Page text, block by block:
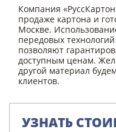
Компания
продаже картона и
Москве.
передовых
позволяют
доступным ценам.
другой материал
клиентов.
УЗНАТЬ